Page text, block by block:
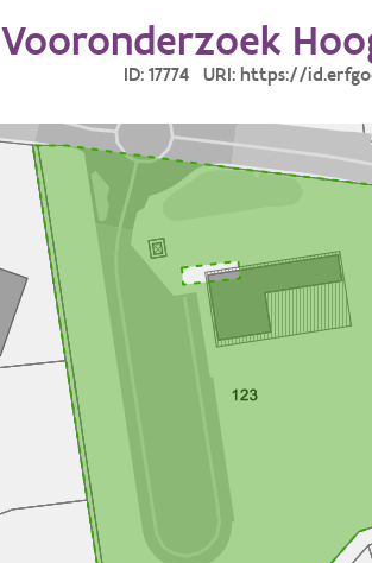
Vooronderzoek
ID: 17774 URI: https://